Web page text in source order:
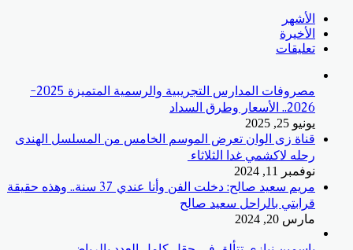
الأشهر
الأخيرة
تعليقات
مصروفات المدارس التجريبية والرسمية المتميزة 2025-
2026.. الأسعار وطرق السداد
يونيو 25, 2025
قناة زى الوان تعرض الموسم الخامس من المسلسل الهندى
رحله لاكشمي غدا الثلاثاء
نوفمبر 11, 2024
مريم سعيد صالح: دخلت الفن وأنا عندي 37 سنة.. وهذه حقيقة
قرابتي بالراحل سعيد صالح
مارس 20, 2024